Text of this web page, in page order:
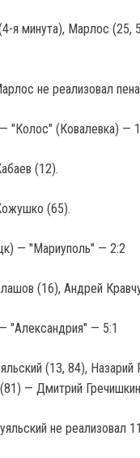
я минута), Марлос (25,
не реализовал
"Колос" (Ковалевка) —
(12).
(65).
— "Мариуполь" — 2:2
(16), Андрей
"Александрия" — 5:1
(13, 84),
— Дмитрий Гречишкин
не реализовал